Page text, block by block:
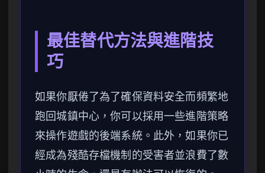
最佳替代方法與進階技
巧
如果你厭倦了為了確保資料安全而頻繁地
跑回城鎮中心，你可以採用一些進階策略
來操作遊戲的後端系統。此外，如果你已
經成為殘酷存檔機制的受害者並浪費了數